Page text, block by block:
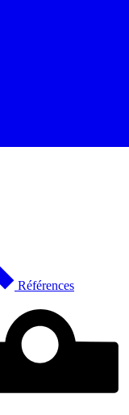
Références